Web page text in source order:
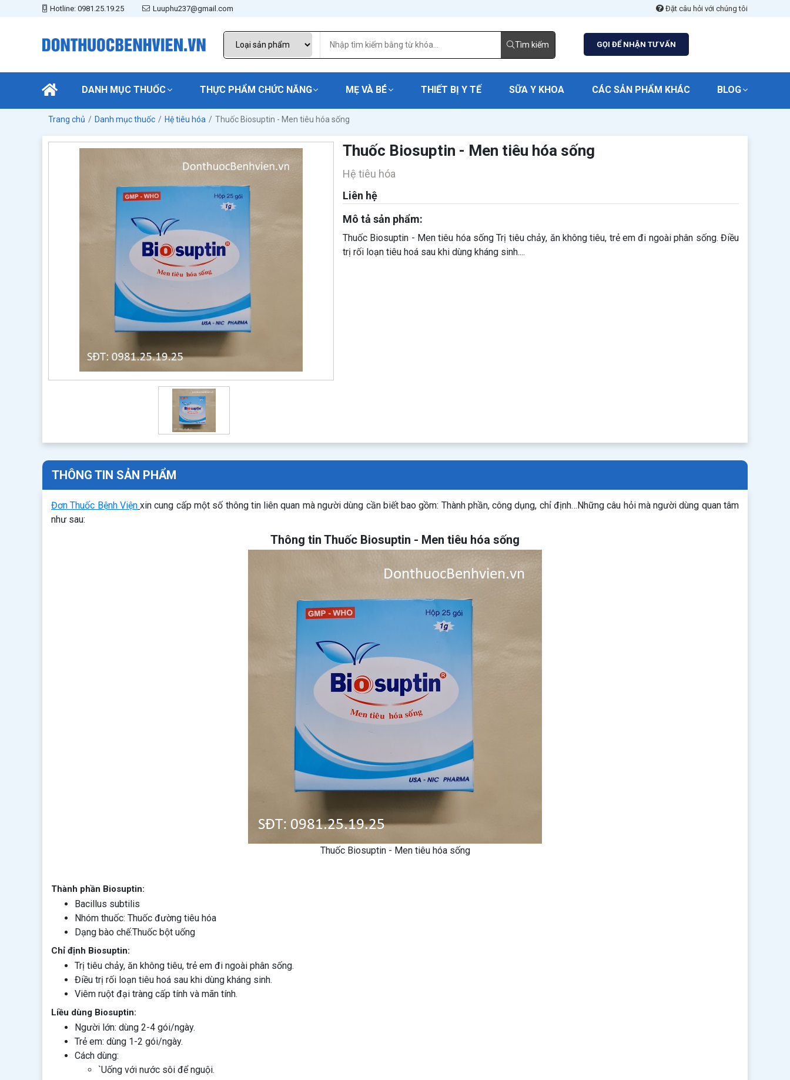
Hotline: 0981.25.19.25 Luuphu237@gmail.com Đặt câu hỏi với chúng tôi
Tìm kiếm GỌI ĐỂ NHẬN TƯ VẤN
DANH MỤC THUỐC THỰC PHẨM CHỨC NĂNG MẸ VÀ BÉ THIẾT BỊ Y TẾ SỮA Y KHOA CÁC SẢN PHẨM KHÁC BLOG
Trang chủ Danh mục thuốc Hệ tiêu hóa Thuốc Biosuptin - Men tiêu hóa sống
Thuốc Biosuptin - Men tiêu hóa sống
Hệ tiêu hóa
Liên hệ
Mô tả sản phẩm:
Thuốc Biosuptin - Men tiêu hóa sống Trị tiêu chảy, ăn không tiêu, trẻ em đi ngoài phân sống. Điều
trị rối loạn tiêu hoá sau khi dùng kháng sinh....
THÔNG TIN SẢN PHẨM
Đơn Thuốc Bệnh Viện xin cung cấp một số thông tin liên quan mà người dùng cần biết bao gồm: Thành phần, công dụng, chỉ định…Những câu hỏi mà người dùng quan tâm
như sau:
Thông tin Thuốc Biosuptin - Men tiêu hóa sống
Thuốc Biosuptin - Men tiêu hóa sống
Thành phần Biosuptin:
Bacillus subtilis
Nhóm thuốc: Thuốc đường tiêu hóa
Dạng bào chế:Thuốc bột uống
Chỉ định Biosuptin:
Trị tiêu chảy, ăn không tiêu, trẻ em đi ngoài phân sống.
Điều trị rối loạn tiêu hoá sau khi dùng kháng sinh.
Viêm ruột đại tràng cấp tính và mãn tính.
Liều dùng Biosuptin:
Người lớn: dùng 2-4 gói/ngày.
Trẻ em: dùng 1-2 gói/ngày.
Cách dùng:
`Uống với nước sôi để nguội.